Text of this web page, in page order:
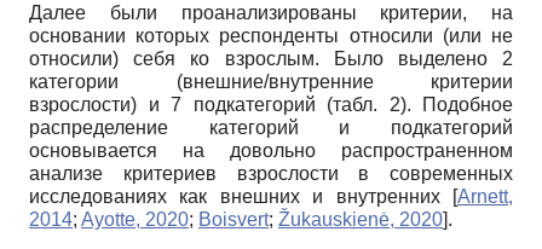
Далее были проанализированы критерии, на
основании которых респонденты относили (или не
относили) себя ко взрослым. Было выделено 2
категории (внешние/внутренние критерии
взрослости) и 7 подкатегорий (табл. 2). Подобное
распределение категорий и подкатегорий
основывается на довольно распространенном
анализе критериев взрослости в современных
исследованиях как внешних и внутренних
[Arnett,
2014; Ayotte, 2020; Boisvert; Žukauskienė, 2020].